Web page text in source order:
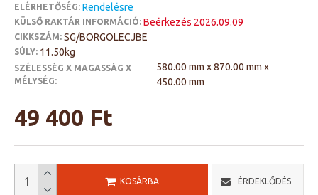
ELÉRHETŐSÉG: Rendelésre
KÜLSŐ RAKTÁR INFORMÁCIÓ: Beérkezés 2026.09.09
CIKKSZÁM: SG/BORGOLECJBE
SÚLY: 11.50kg
SZÉLESSÉG X MAGASSÁG X
MÉLYSÉG:
580.00 mm x 870.00 mm x
450.00 mm
49 400 Ft
KOSÁRBA ÉRDEKLŐDÉS